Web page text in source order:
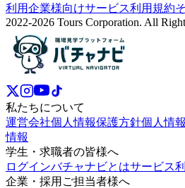
利用企業様向けサービス利用規約
2022-2026 Tours Corporation. All
私たちについて
運営会社個人情報保護方針個人情
情報
学生・求職者の皆様へ
ログインバチャナビとはサービス
企業・採用ご担当者様へ